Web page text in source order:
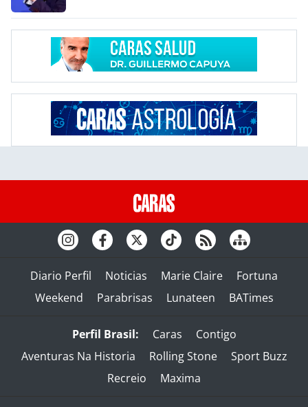
Diario Perfil Noticias Marie Claire
Fortuna
Weekend
Parabrisas Lunateen BATimes
Perfil Brasil: Caras
Contigo
Aventuras Na Historia
Rolling Stone
Sport Buzz
Recreio
Maxima